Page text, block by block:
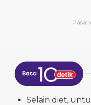
Selain diet,